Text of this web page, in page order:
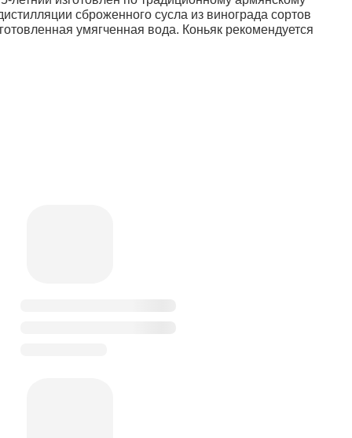
сброженного сусла из винограда сортов
умягченная вода. Коньяк рекомендуется